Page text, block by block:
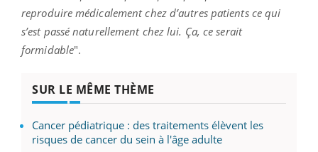
reproduire médicalement chez d’autres patients ce qui
s’est passé naturellement chez lui. Ça, ce serait
formidable".
SUR LE MÊME THÈME
Cancer pédiatrique : des traitements élèvent les
risques de cancer du sein à l'âge adulte